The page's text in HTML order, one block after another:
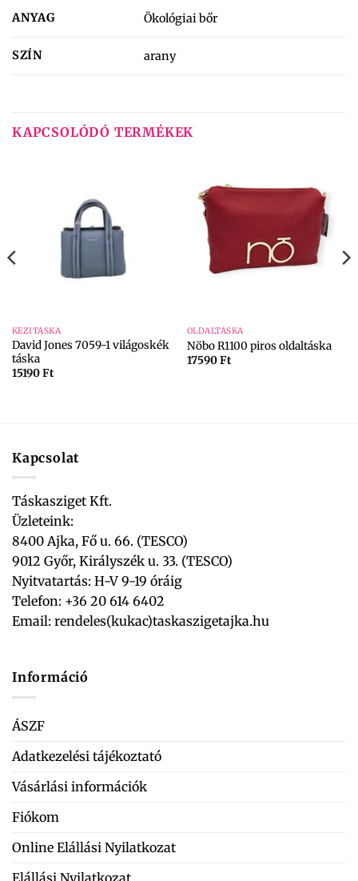
ANYAG Ökológiai bőr
SZÍN arany
KAPCSOLÓDÓ TERMÉKEK
KÉZITÁSKA
David Jones 7059-1 világoskék
táska
15190Ft
OLDALTÁSKA
Nöbo R1100 piros oldaltáska
17590Ft
Kapcsolat
Táskasziget Kft.
Üzleteink:
8400 Ajka, Fő u. 66. (TESCO)
9012 Győr, Királyszék u. 33. (TESCO)
Nyitvatartás: H-V 9-19 óráig
Telefon: +36 20 614 6402
Email: rendeles(kukac)taskaszigetajka.hu
Információ
ÁSZF
Adatkezelési tájékoztató
Vásárlási információk
Fiókom
Online Elállási Nyilatkozat
Elállási Nyilatkozat